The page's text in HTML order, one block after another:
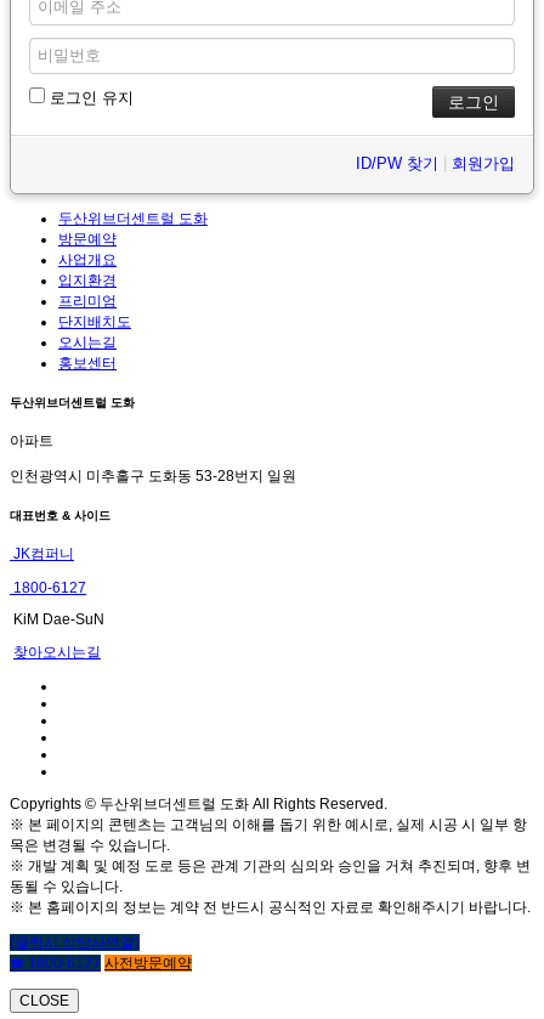
로그인 유지
ID/PW 찾기 회원가입
두산위브더센트럴 도화
방문예약
사업개요
입지환경
프리미엄
단지배치도
오시는길
홍보센터
두산위브더센트럴 도화
아파트
인천광역시 미추홀구 도화동 53-28번지 일원
대표번호 & 사이드
JK컴퍼니
1800-6127
KiM Dae-SuN
찾아오시는길
Copyrights © 두산위브더센트럴 도화 All Rights Reserved.
※ 본 페이지의 콘텐츠는 고객님의 이해를 돕기 위한 예시로, 실제 시공 시 일부 항
목은 변경될 수 있습니다.
※ 개발 계획 및 예정 도로 등은 관계 기관의 심의와 승인을 거쳐 추진되며, 향후 변
동될 수 있습니다.
※ 본 홈페이지의 정보는 계약 전 반드시 공식적인 자료로 확인해주시기 바랍니다.
(클릭시 상담사연결)
☎ 1800-6127 사전방문예약
CLOSE